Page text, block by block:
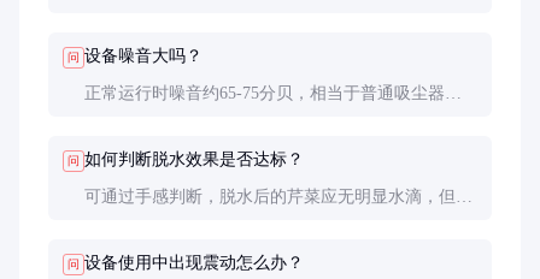
问 设备噪音大吗？
正常运行时噪音约65-75分贝，相当于普通吸尘器的
噪音。
问 如何判断脱水效果是否达标？
可通过手感判断，脱水后的芹菜应无明显水滴，但保
间。
问 设备使用中出现震动怎么办？